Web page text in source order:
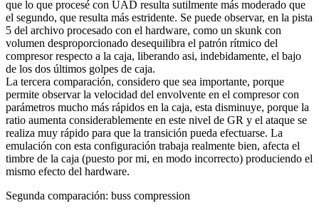
que lo que procesé con UAD resulta sutilmente más moderado que
el segundo, que resulta más estridente. Se puede observar, en la pista
5 del archivo procesado con el hardware, como un skunk con
volumen desproporcionado desequilibra el patrón rítmico del
compresor respecto a la caja, liberando asi, indebidamente, el bajo
de los dos últimos golpes de caja.
La tercera comparación, considero que sea importante, porque
permite observar la velocidad del envolvente en el compresor con
parámetros mucho más rápidos en la caja, esta disminuye, porque la
ratio aumenta considerablemente en este nivel de GR y el ataque se
realiza muy rápido para que la transición pueda efectuarse. La
emulación con esta configuración trabaja realmente bien, afecta el
timbre de la caja (puesto por mi, en modo incorrecto) produciendo el
mismo efecto del hardware.
Segunda comparación: buss compression